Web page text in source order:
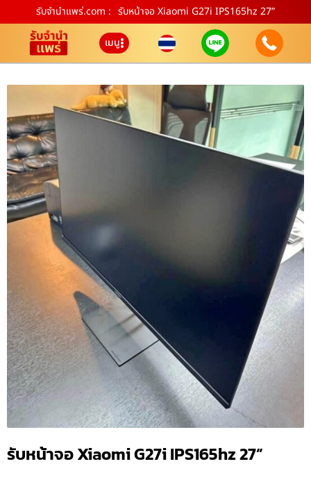
รับจํานําแพร่.com : รับหน้าจอ Xiaomi G27i IPS165hz 27”
เมนู
รับหน้าจอ Xiaomi G27i IPS165hz 27”